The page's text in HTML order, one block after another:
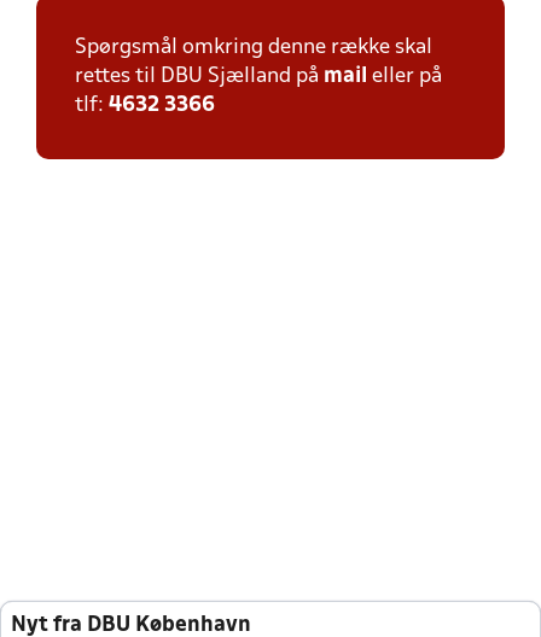
Spørgsmål omkring denne række skal
rettes til DBU Sjælland på mail eller på
tlf: 4632 3366
Nyt fra DBU København